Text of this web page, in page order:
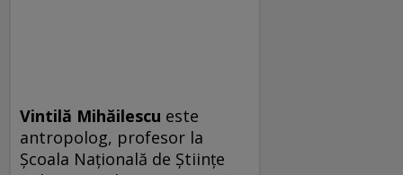
Vintilă Mihăilescu este
antropolog, profesor la
Şcoala Naţională de Ştiinţe